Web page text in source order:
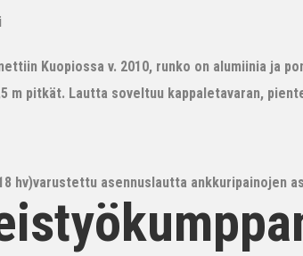
Kuopiossa v. 2010, runko on alumiinia ja
m pitkät. Lautta soveltuu kappaletavaran,
hv)varustettu asennuslautta ankkuripainojen